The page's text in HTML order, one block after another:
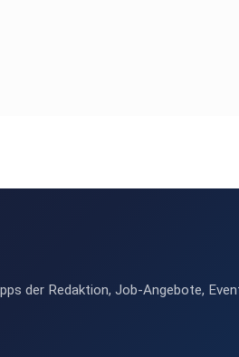
der Redaktion, Job-Angebote,